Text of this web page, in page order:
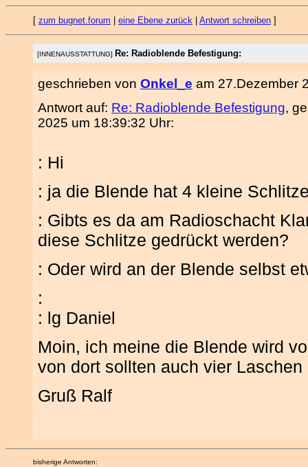
[ zum bugnet.forum eine Ebene zurück Antwort schreiben ]
[INNENAUSSTATTUNG] Re: Radioblende Befestigung:
geschrieben von Onkel_e am 27.Dezember
Antwort auf: Re: Radioblende Befestigung,
2025 um 18:39:32 Uhr:
: Hi
: ja die Blende hat 4 kleine
: Gibts es da am Radioschacht
diese Schlitze gedrückt werden?
: Oder wird an der Blende selbst
:
: lg Daniel
Moin, ich meine die Blende wird
von dort sollten auch vier
Gruß Ralf
bisherige Antworten: